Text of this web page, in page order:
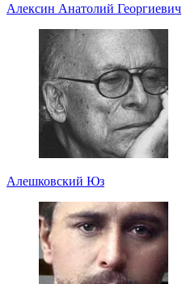
Алексин Анатолий Георгиевич
Алешковский Юз